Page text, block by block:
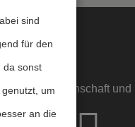
Wissenschaft und
sind
für den
da sonst
um
an die